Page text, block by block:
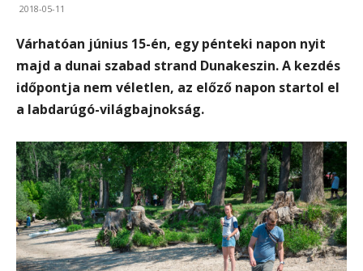
2018-05-11
Várhatóan június 15-én, egy pénteki napon nyit
majd a dunai szabad strand Dunakeszin. A kezdés
időpontja nem véletlen, az előző napon startol el
a labdarúgó-világbajnokság.